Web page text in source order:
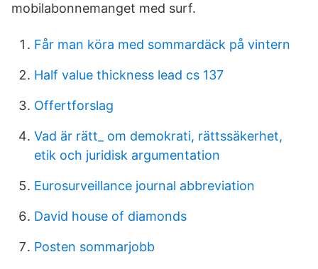
mobilabonnemanget med surf.
Får man köra med sommardäck på vintern
Half value thickness lead cs 137
Offertforslag
Vad är rätt_ om demokrati, rättssäkerhet,
etik och juridisk argumentation
Eurosurveillance journal abbreviation
David house of diamonds
Posten sommarjobb